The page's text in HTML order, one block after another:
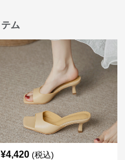
ム
¥4,420 (税込)